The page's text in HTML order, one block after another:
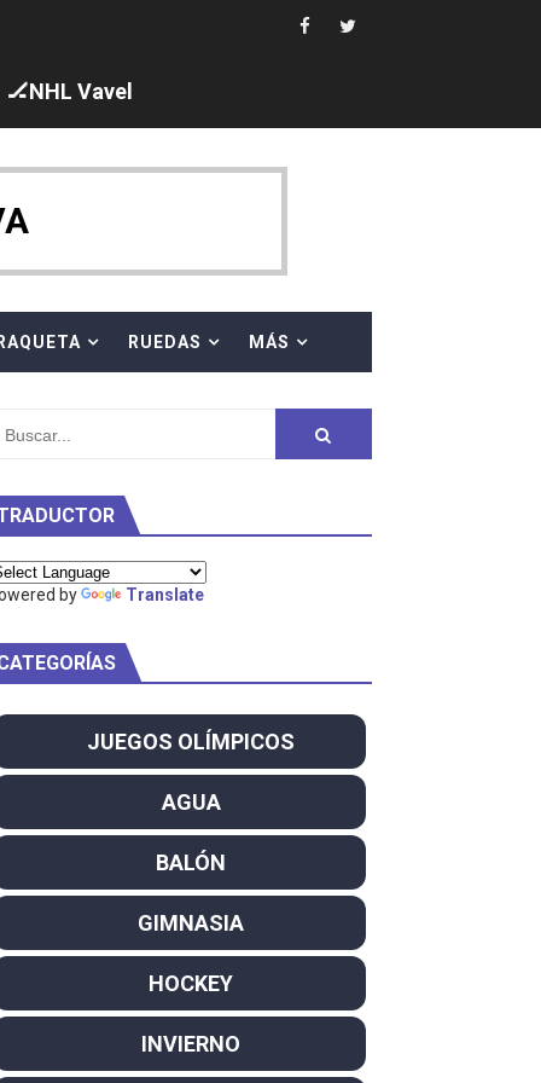
y Taddeucci. Ángela Martínez 5ª en 10km
al equipo neutral ruso, llevándose 8 medallas, seis para
en el Grand Slam Mexico
Project
dominan el Europeo
se reparten el botín y Caetano Horta y Rodrigo Conde
decacampeonas y quinto oro consecutivo
Champion
🏒NHL Vavel
RAQUETA RUEDAS MÁS
by Translate
JUEGOS OLÍMPICOS
AGUA
BALÓN
GIMNASIA
HOCKEY
INVIERNO